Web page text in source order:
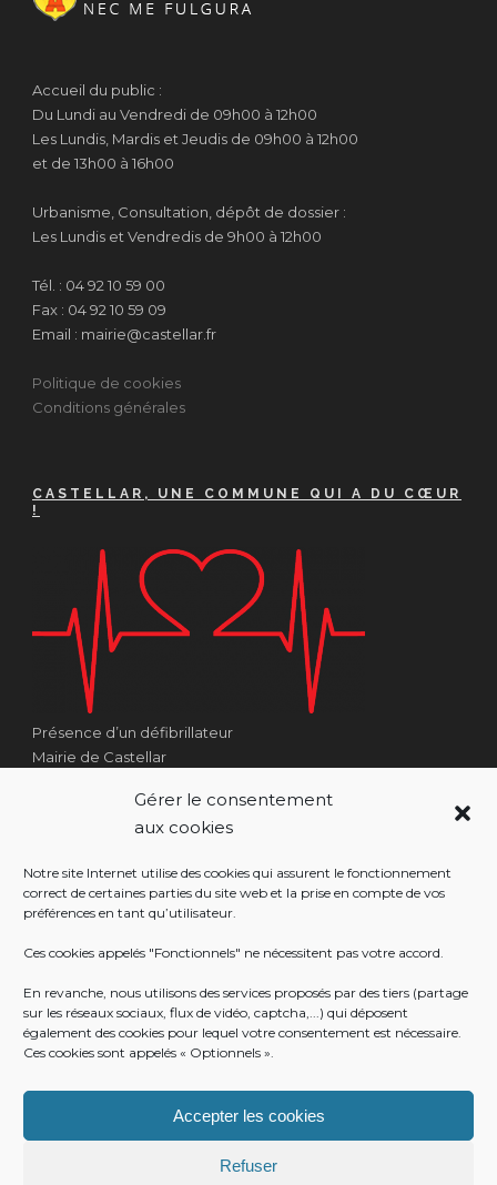
Gérer le consentement
aux cookies
Notre site Internet utilise des cookies qui assurent le fonctionnement
correct de certaines parties du site web et la prise en compte de vos
préférences en tant qu’utilisateur.
Ces cookies appelés "Fonctionnels" ne nécessitent pas votre accord.
En revanche, nous utilisons des services proposés par des tiers (partage
sur les réseaux sociaux, flux de vidéo, captcha,...) qui déposent
également des cookies pour lequel votre consentement est nécessaire.
Ces cookies sont appelés « Optionnels ».
Accepter les cookies
Refuser
Accueil du public :
Du Lundi au Vendredi de 09h00 à 12h00
Les Lundis, Mardis et Jeudis de 09h00 à 12h00
et de 13h00 à 16h00
Urbanisme, Consultation, dépôt de dossier :
Les Lundis et Vendredis de 9h00 à 12h00
Tél. : 04 92 10 59 00
Fax : 04 92 10 59 09
Email : mairie@castellar.fr
Politique de cookies
Conditions générales
CASTELLAR, UNE COMMUNE QUI A DU CŒUR
!
Présence d’un défibrillateur
Mairie de Castellar
Côté Escalier Rue Sarrail
06500 Castellar
RÉALISATION